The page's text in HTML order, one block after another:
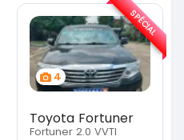
4
Toyota Fortuner
Fortuner 2.0 VVTI
SPÉCIAL